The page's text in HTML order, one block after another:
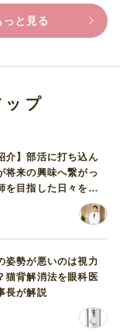
と見る
プ
介】部活に打ち込ん
将来の興味へ繋がっ
を目指した日々を振
姿勢が悪いのは視力
猫背解消法を眼科医
長が解説